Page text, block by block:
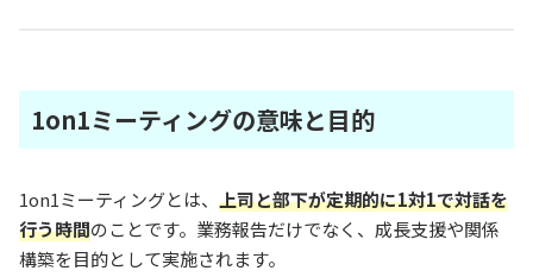
1on1ミーティングの意味と目的
1on1ミーティングとは、 上司と部下が定期的に1対1で対話を
行う時間のことです。業務報告だけでなく、成長支援や関係
構築を目的として実施されます。